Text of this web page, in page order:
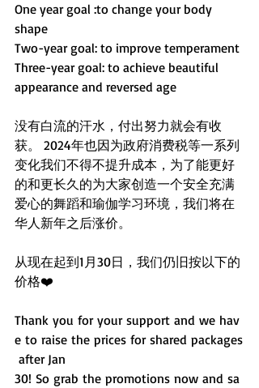
One year goal :to change your body
shape
Two-year goal: to improve temperament
Three-year goal: to achieve beautiful
appearance and reversed age
没有白流的汗水，付出努力就会有收
获。 2024年也因为政府消费税等一系列
变化我们不得不提升成本，为了能更好
的和更长久的为大家创造一个安全充满
爱心的舞蹈和瑜伽学习环境，我们将在
华人新年之后涨价。
从现在起到1月30日，我们仍旧按以下的
价格❤️
Thank you for your support and we hav
e to raise the prices for shared packages
after Jan
30! So grab the promotions now and sa